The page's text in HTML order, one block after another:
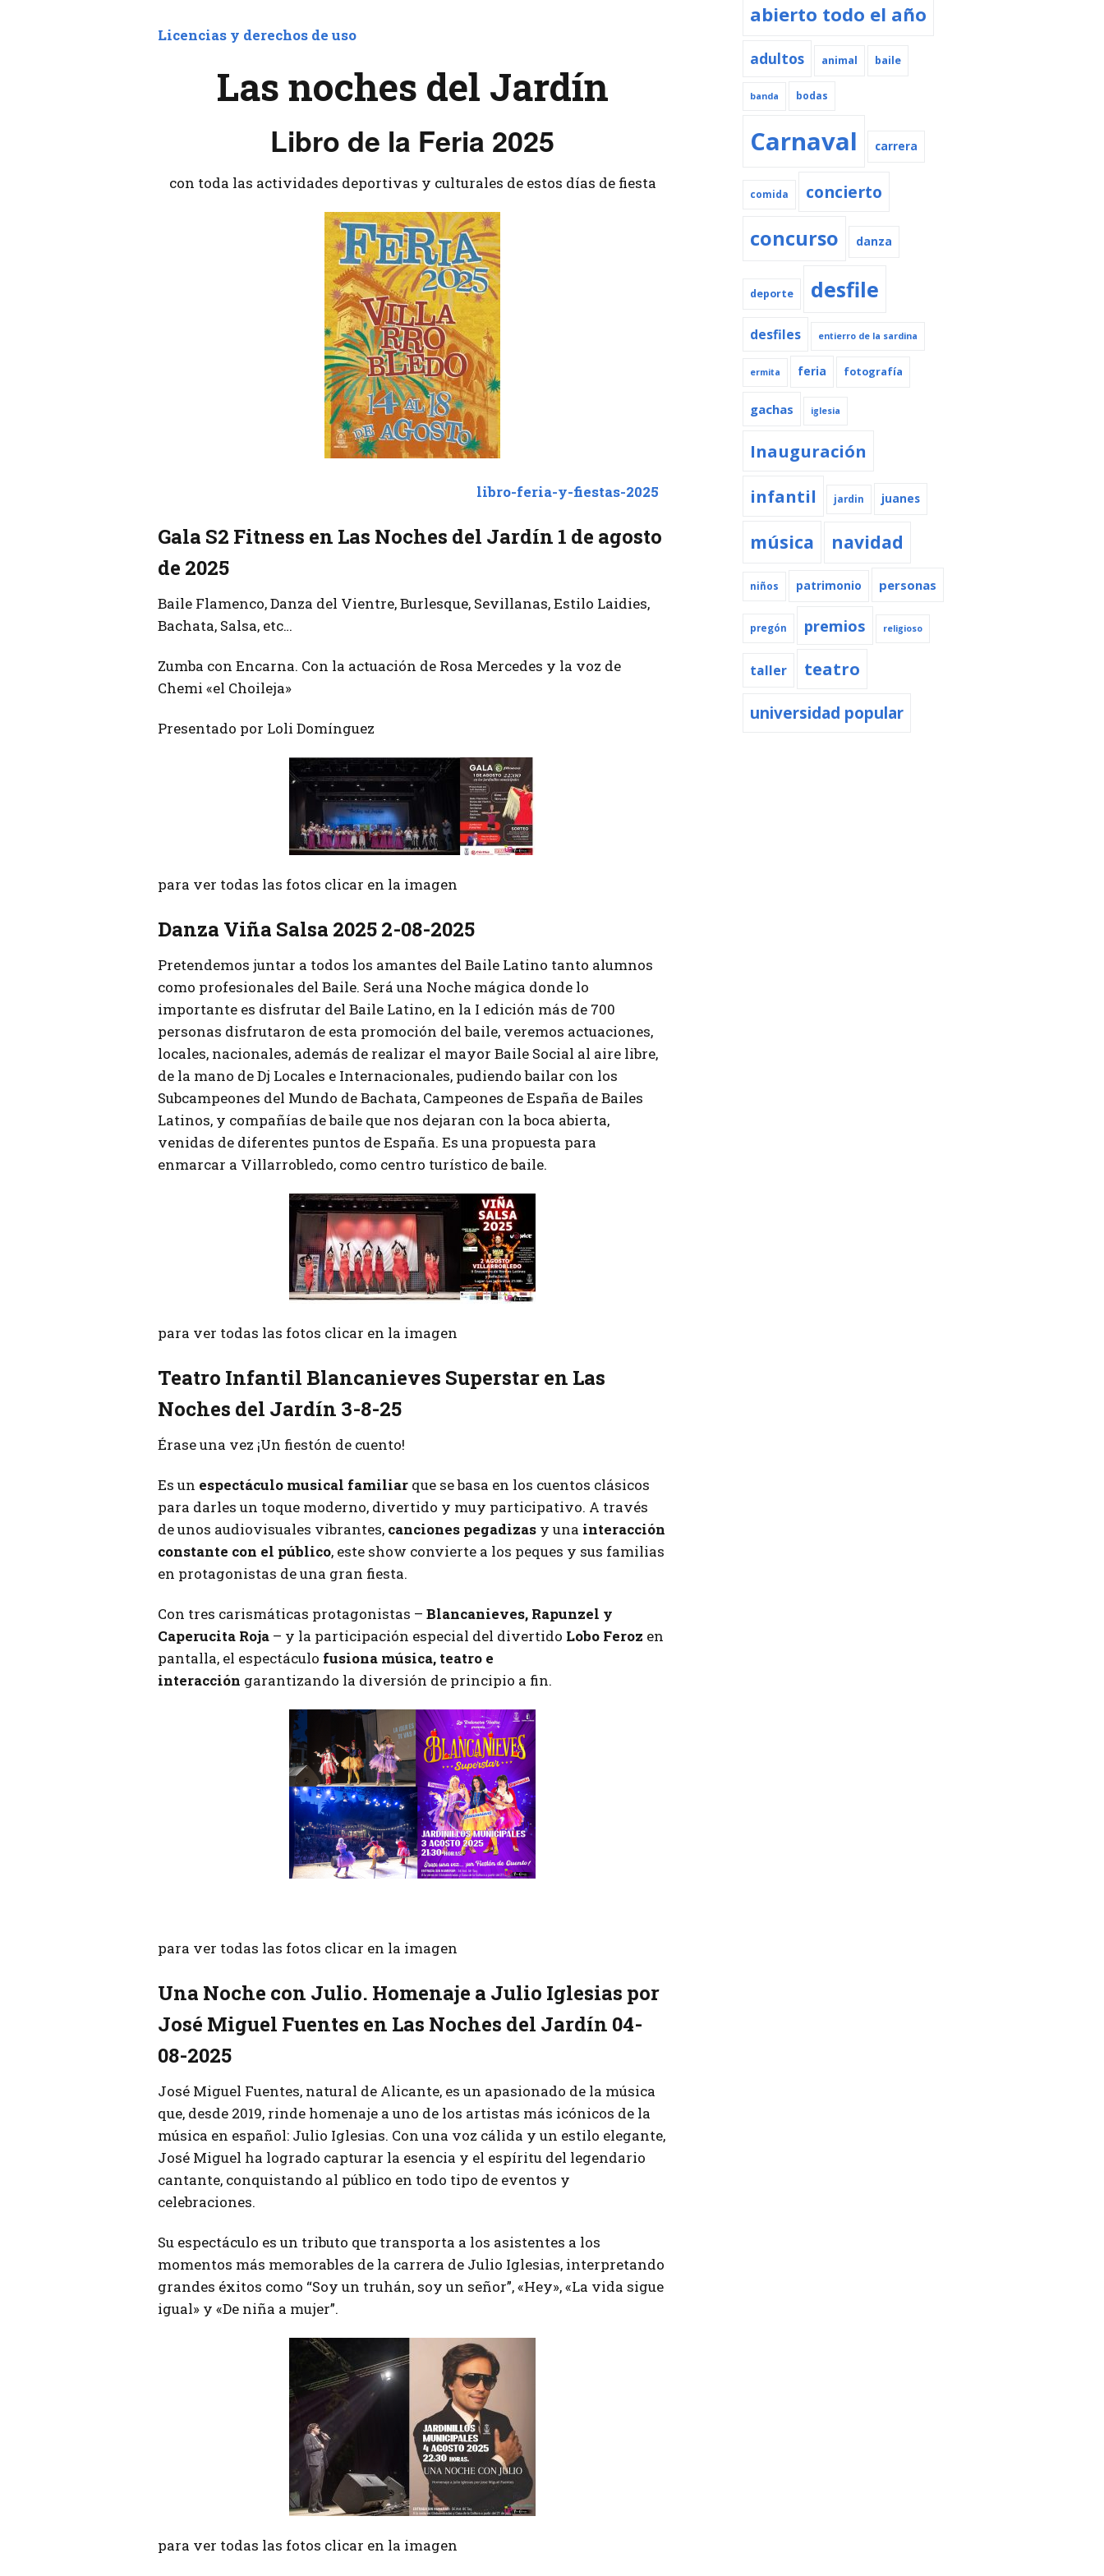
Licencias y derechos de uso
Las noches del Jardín
Libro de la Feria 2025
con toda las actividades deportivas y culturales de estos días de fiesta
libro-feria-y-fiestas-2025
Gala S2 Fitness en Las Noches del Jardín 1 de agosto
de 2025
Baile Flamenco, Danza del Vientre, Burlesque, Sevillanas, Estilo Laidies,
Bachata, Salsa, etc…
Zumba con Encarna. Con la actuación de Rosa Mercedes y la voz de
Chemi «el Choileja»
Presentado por Loli Domínguez
para ver todas las fotos clicar en la imagen
Danza Viña Salsa 2025 2-08-2025
Pretendemos juntar a todos los amantes del Baile Latino tanto alumnos
como profesionales del Baile. Será una Noche mágica donde lo
importante es disfrutar del Baile Latino, en la I edición más de 700
personas disfrutaron de esta promoción del baile, veremos actuaciones,
locales, nacionales, además de realizar el mayor Baile Social al aire libre,
de la mano de Dj Locales e Internacionales, pudiendo bailar con los
Subcampeones del Mundo de Bachata, Campeones de España de Bailes
Latinos, y compañías de baile que nos dejaran con la boca abierta,
venidas de diferentes puntos de España. Es una propuesta para
enmarcar a Villarrobledo, como centro turístico de baile.
para ver todas las fotos clicar en la imagen
Teatro Infantil Blancanieves Superstar en Las
Noches del Jardín 3-8-25
Érase una vez ¡Un fiestón de cuento!
Es un espectáculo musical familiar que se basa en los cuentos clásicos
para darles un toque moderno, divertido y muy participativo. A través
de unos audiovisuales vibrantes, canciones pegadizas y una interacción
constante con el público, este show convierte a los peques y sus familias
en protagonistas de una gran fiesta.
Con tres carismáticas protagonistas – Blancanieves, Rapunzel y
Caperucita Roja – y la participación especial del divertido Lobo Feroz en
pantalla, el espectáculo fusiona música, teatro e
interacción garantizando la diversión de principio a fin.
para ver todas las fotos clicar en la imagen
Una Noche con Julio. Homenaje a Julio Iglesias por
José Miguel Fuentes en Las Noches del Jardín 04-
08-2025
José Miguel Fuentes, natural de Alicante, es un apasionado de la música
que, desde 2019, rinde homenaje a uno de los artistas más icónicos de la
música en español: Julio Iglesias. Con una voz cálida y un estilo elegante,
José Miguel ha logrado capturar la esencia y el espíritu del legendario
cantante, conquistando al público en todo tipo de eventos y
celebraciones.
Su espectáculo es un tributo que transporta a los asistentes a los
momentos más memorables de la carrera de Julio Iglesias, interpretando
grandes éxitos como “Soy un truhán, soy un señor”, «Hey», «La vida sigue
igual» y «De niña a mujer”.
para ver todas las fotos clicar en la imagen
abierto todo el año
adultos animal baile
banda bodas
Carnaval carrera
comida concierto
concurso danza
deporte desfile
desfiles entierro de la sardina
ermita feria fotografía
gachas iglesia
Inauguración
infantil
jardin juanes
música navidad
niños patrimonio personas
pregón premios religioso
taller teatro
universidad popular